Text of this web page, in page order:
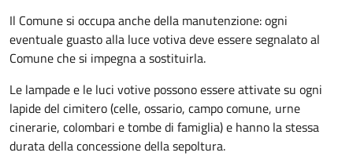
Il Comune si occupa anche della manutenzione: ogni
eventuale guasto alla luce votiva deve essere segnalato al
Comune che si impegna a sostituirla.
Le lampade e le luci votive possono essere attivate su ogni
lapide del cimitero (celle, ossario, campo comune, urne
cinerarie, colombari e tombe di famiglia) e hanno la stessa
durata della concessione della sepoltura.